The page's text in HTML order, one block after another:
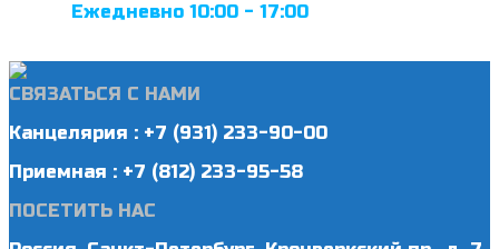
Ежедневно 10:00 - 17:00
СВЯЗАТЬСЯ С НАМИ
Канцелярия : +7 (931) 233-90-00
Приемная : +7 (812) 233-95-58
ПОСЕТИТЬ НАС